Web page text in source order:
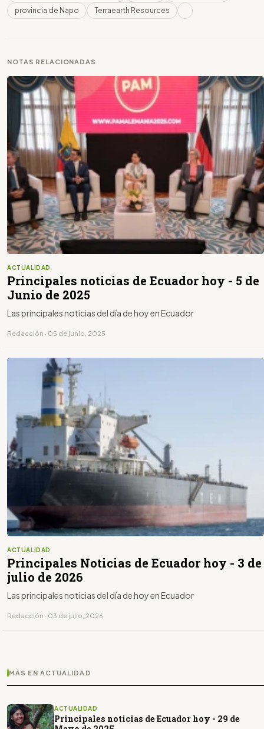
provincia de Napo
Terraearth Resources
NOTAS RELACIONADAS
ACTUALIDAD
Principales noticias de Ecuador hoy - 5 de
Junio de 2025
Las principales noticias del día de hoy en Ecuador
Redacción · 05 de junio, 2025
ACTUALIDAD
Principales Noticias de Ecuador hoy - 3 de
julio de 2026
Las principales noticias del día de hoy en Ecuador
Redacción · 03 de julio, 2026
MÁS EN ACTUALIDAD
ACTUALIDAD
Principales noticias de Ecuador hoy - 29 de